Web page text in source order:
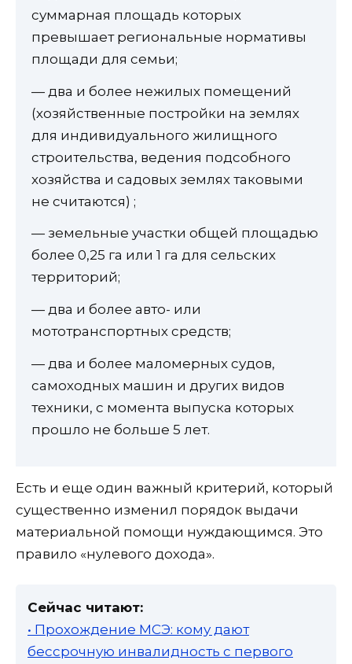
суммарная площадь которых
превышает региональные нормативы
площади для семьи;
— два и более нежилых помещений
(хозяйственные постройки на землях
для индивидуального жилищного
строительства, ведения подсобного
хозяйства и садовых землях таковыми
не считаются) ;
— земельные участки общей площадью
более 0,25 га или 1 га для сельских
территорий;
— два и более авто- или
мототранспортных средств;
— два и более маломерных судов,
самоходных машин и других видов
техники, с момента выпуска которых
прошло не больше 5 лет.
Есть и еще один важный критерий, который
существенно изменил порядок выдачи
материальной помощи нуждающимся. Это
правило «нулевого дохода».
Сейчас читают:
• Прохождение МСЭ: кому дают
бессрочную инвалидность с первого